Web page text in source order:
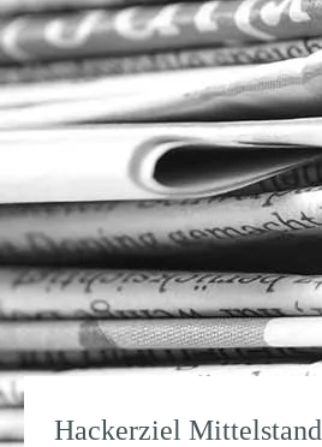
Hackerziel Mittelstand